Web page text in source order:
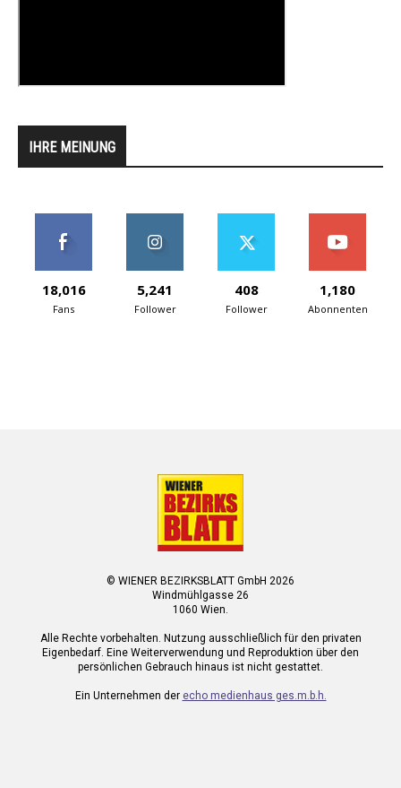
IHRE MEINUNG
18,016
Fans
5,241
Follower
408
Follower
1,180
Abonnenten
© WIENER BEZIRKSBLATT GmbH 2026
Windmühlgasse 26
1060 Wien.
Alle Rechte vorbehalten. Nutzung ausschließlich für den privaten
Eigenbedarf. Eine Weiterverwendung und Reproduktion über den
persönlichen Gebrauch hinaus ist nicht gestattet.
Ein Unternehmen der echo medienhaus ges.m.b.h.